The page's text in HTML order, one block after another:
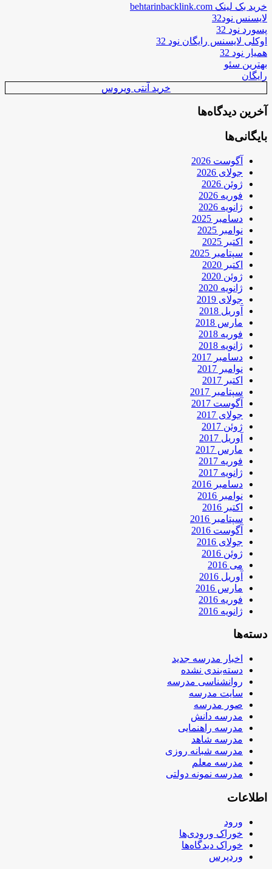
خرید بک لینک behtarinbacklink.com
لایسنس نود32
پسورد نود 32
اوکلی لایسنس رایگان نود 32
همیار نود 32
بهترین سئو
رایگان
خرید آنتی ویروس
آخرین دیدگاه‌ها
بایگانی‌ها
آگوست 2026
جولای 2026
ژوئن 2026
فوریه 2026
ژانویه 2026
دسامبر 2025
نوامبر 2025
اکتبر 2025
سپتامبر 2025
اکتبر 2020
ژوئن 2020
ژانویه 2020
جولای 2019
آوریل 2018
مارس 2018
فوریه 2018
ژانویه 2018
دسامبر 2017
نوامبر 2017
اکتبر 2017
سپتامبر 2017
آگوست 2017
جولای 2017
ژوئن 2017
آوریل 2017
مارس 2017
فوریه 2017
ژانویه 2017
دسامبر 2016
نوامبر 2016
اکتبر 2016
سپتامبر 2016
آگوست 2016
جولای 2016
ژوئن 2016
می 2016
آوریل 2016
مارس 2016
فوریه 2016
ژانویه 2016
دسته‌ها
اخبار مدرسه جدید
دسته‌بندی نشده
روانشناسی مدرسه
سایت مدرسه
صور مدرسه
مدرسه دانش
مدرسه راهنمایی
مدرسه شاهد
مدرسه شبانه روزی
مدرسه معلم
مدرسه نمونه دولتی
اطلاعات
ورود
خوراک ورودی‌ها
خوراک دیدگاه‌ها
وردپرس